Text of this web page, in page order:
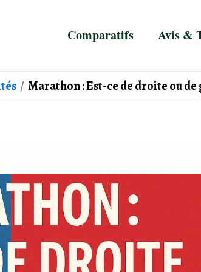
Comparatifs Avis &
Marathon : Est-ce de droite ou de